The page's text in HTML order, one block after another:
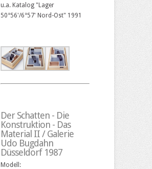
u.a. Katalog "Lager
50°56'/6°57' Nord-Ost" 1991
Der Schatten - Die
Konstruktion - Das
Material II / Galerie
Udo Bugdahn
Düsseldorf 1987
Modell: